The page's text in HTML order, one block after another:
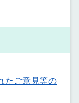
たご意見等の